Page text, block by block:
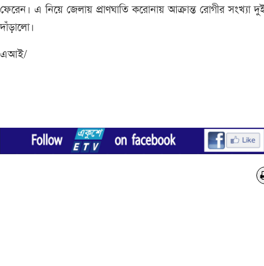
ফেরেন। এ নিয়ে জেলায় প্রাণঘাতি করোনায় আক্রান্ত রোগীর সংখ্যা
দাঁড়ালো।
এআই/